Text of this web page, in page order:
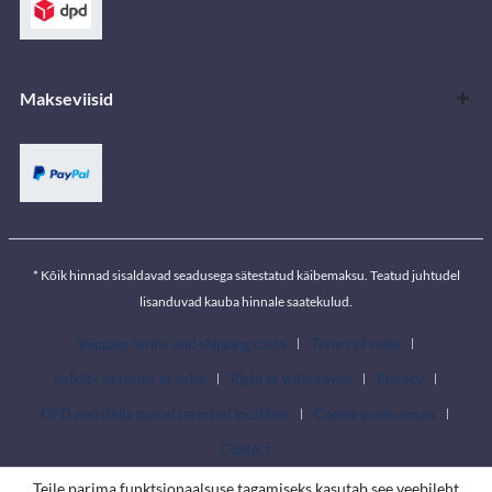
Makseviisid
* Kõik hinnad sisaldavad seadusega sätestatud käibemaksu. Teatud juhtudel
lisanduvad kauba hinnale saatekulud.
Shipping terms and shipping costs
Terms of sales
Validity of terms of sales
Right of withdrawal
Privacy
DPD and Itella parcel terminal locations
Cookie preferences
Contact
Teile parima funktsionaalsuse tagamiseks kasutab see veebileht